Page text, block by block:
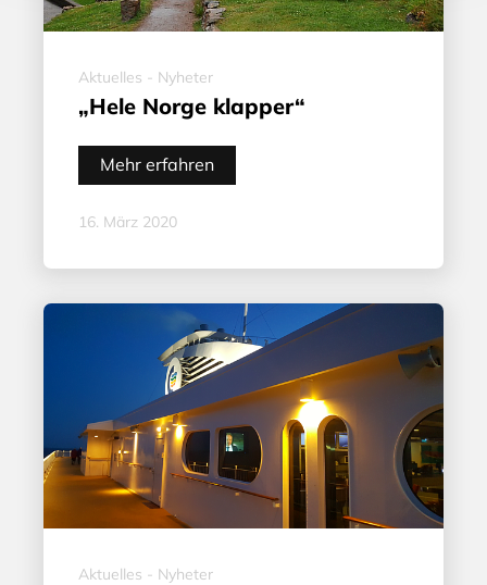
Aktuelles - Nyheter
„Hele Norge klapper“
Mehr erfahren
16. März 2020
Aktuelles - Nyheter